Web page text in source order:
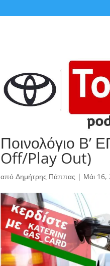
Ποινολόγιο Β’
Off/Play Out)
από Δημήτρης Πάππας | Μάι 16,